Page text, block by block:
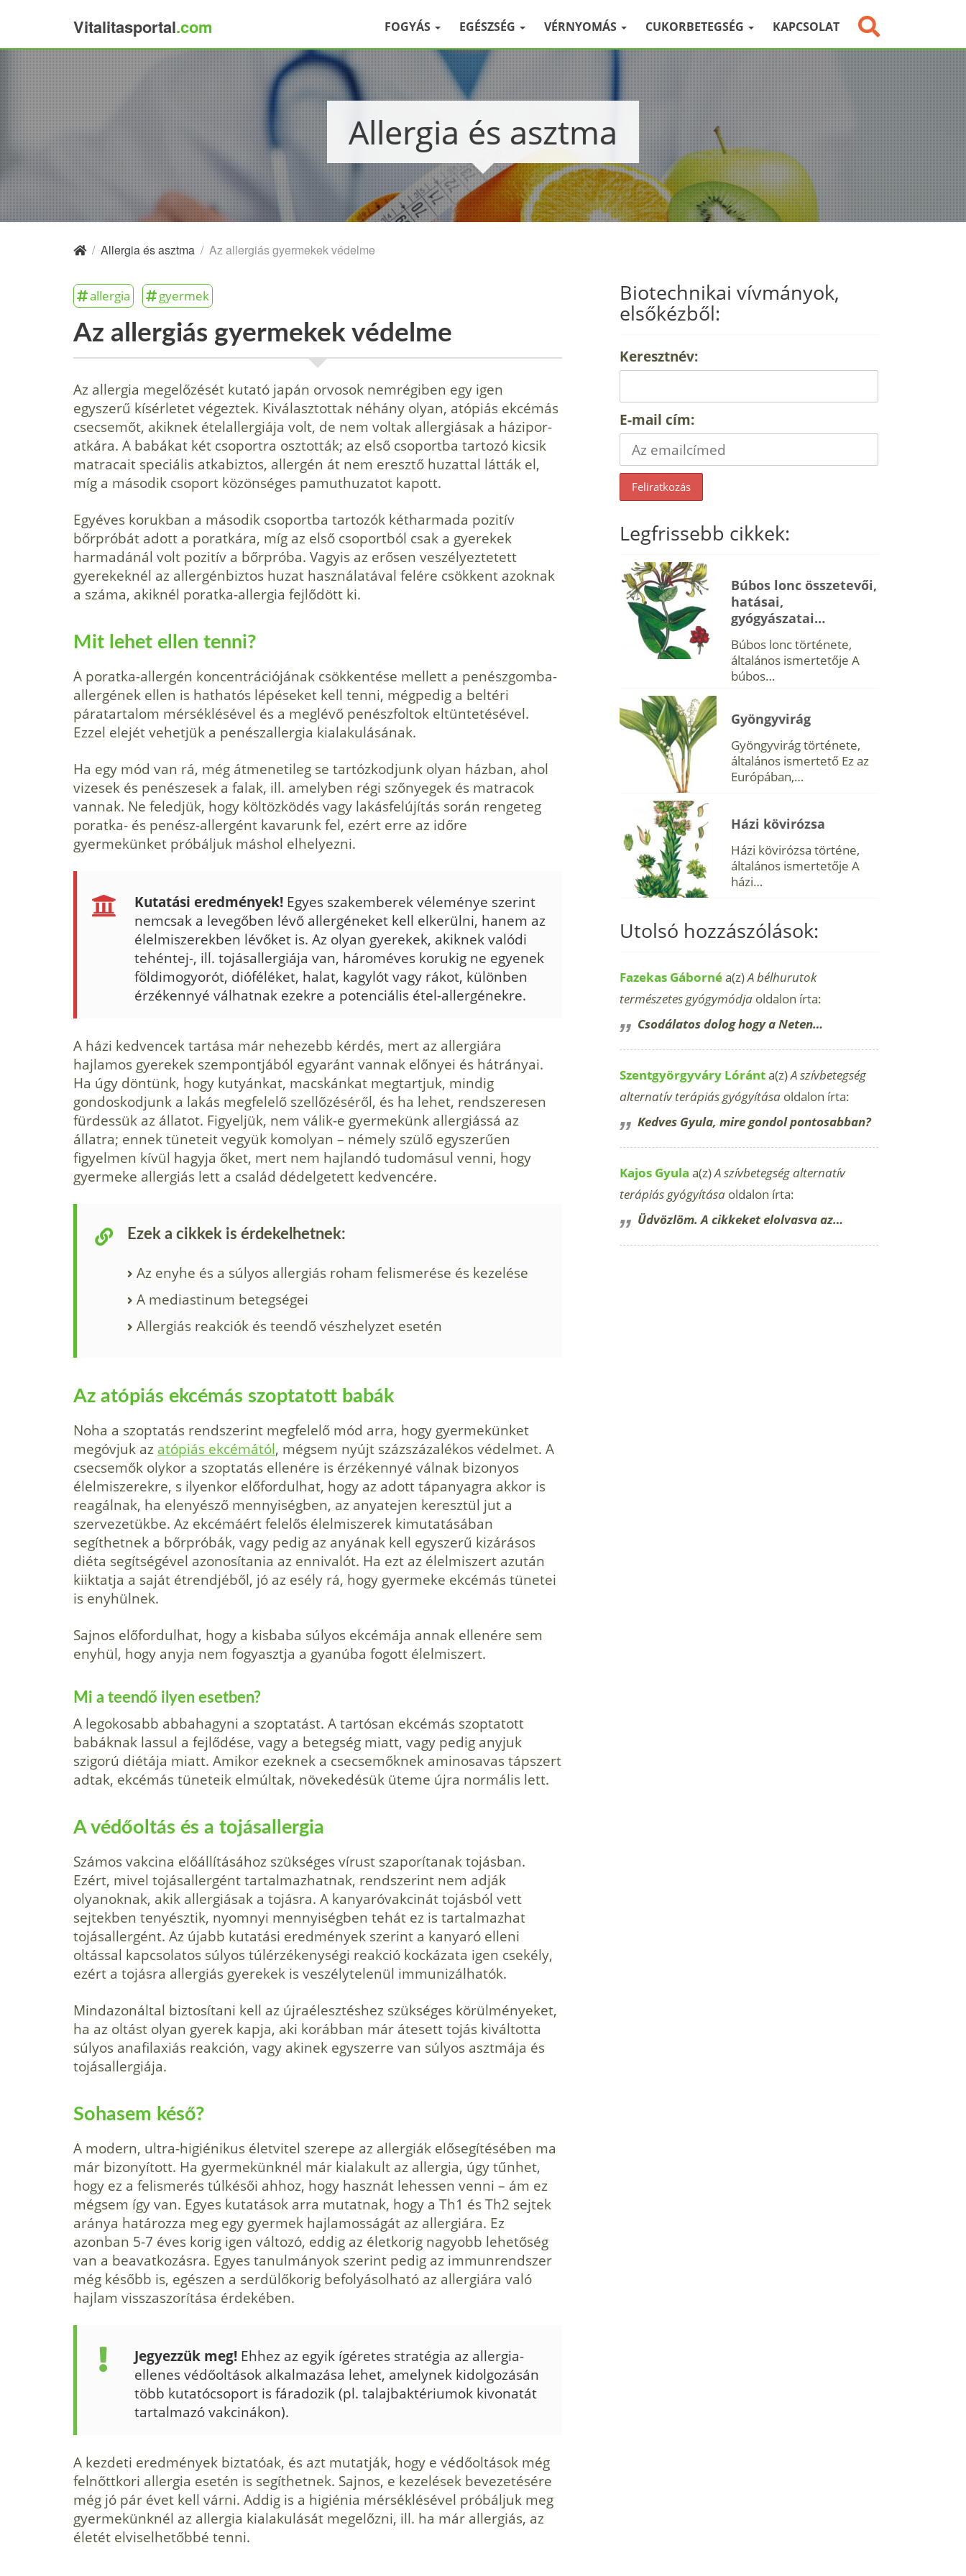
Vitalitasportal.com FOGYÁS EGÉSZSÉG VÉRNYOMÁS CUKORBETEGSÉG KAPCSOLAT
Allergia és asztma
/ Allergia és asztma / Az allergiás gyermekek védelme
allergia gyermek
Az allergiás gyermekek védelme
Az allergia megelőzését kutató japán orvosok nemrégiben egy igen
egyszerű kísérletet végeztek. Kiválasztottak néhány olyan, atópiás ekcémás
csecsemőt, akiknek ételallergiája volt, de nem voltak allergiásak a házipor-
atkára. A babákat két csoportra osztották; az első csoportba tartozó kicsik
matracait speciális atkabiztos, allergén át nem eresztő huzattal látták el,
míg a második csoport közönséges pamuthuzatot kapott.
Egyéves korukban a második csoportba tartozók kétharmada pozitív
bőrpróbát adott a poratkára, míg az első csoportból csak a gyerekek
harmadánál volt pozitív a bőrpróba. Vagyis az erősen veszélyeztetett
gyerekeknél az allergénbiztos huzat használatával felére csökkent azoknak
a száma, akiknél porat­ka-allergia fejlődött ki.
Mit lehet ellen tenni?
A poratka-allergén koncentrációjának csökkentése mellett a penészgomba-
allergének ellen is hathatós lépéseket kell ten­ni, mégpedig a beltéri
páratartalom mérséklésével és a meglévő penészfoltok eltüntetésével.
Ezzel elejét vehetjük a penészallergia kialakulásának.
Ha egy mód van rá, még átmenetileg se tartózkodjunk olyan házban, ahol
vizesek és penészesek a falak, ill. amelyben régi szőnyegek és matracok
vannak. Ne feledjük, hogy költöz­ködés vagy lakásfelújítás során rengeteg
poratka- és penész-allergént kavarunk fel, ezért erre az időre
gyermekünket pró­báljuk máshol elhelyezni.
Kutatási eredmények! Egyes szakemberek véleménye szerint
nemcsak a levegőben lévő allergéneket kell elkerülni, hanem az
élelmiszerekben lé­vőket is. Az olyan gyerekek, akiknek va­lódi
tehéntej-, ill. tojásallergiája van, hároméves korukig ne egyenek
földimogyorót, dióféléket, halat, kagylót vagy rákot, különben
érzékennyé válhatnak ezekre a potenciális étel-allergénekre.
A házi kedvencek tartása már nehezebb kérdés, mert az al­lergiára
hajlamos gyerekek szempontjából egyaránt vannak előnyei és hátrányai.
Ha úgy döntünk, hogy ku­tyánkat, macskánkat megtartjuk, mindig
gondoskodjunk a la­kás megfelelő szellőzéséről, és ha lehet, rendszeresen
fürdes­sük az állatot. Figyeljük, nem válik-e gyermekünk allergiássá az
állatra; ennek tüneteit vegyük komolyan – né­mely szülő egyszerűen
figyelmen kívül hagyja őket, mert nem hajlandó tudomásul venni, hogy
gyermeke allergiás lett a csa­lád dédelgetett kedvencére.
Ezek a cikkek is érdekelhetnek:
Az enyhe és a súlyos allergiás roham felismerése és kezelése
A mediastinum betegségei
Allergiás reakciók és teendő vészhelyzet esetén
Az atópiás ekcémás szoptatott babák
Noha a szoptatás rendszerint megfelelő mód arra, hogy gyermekünket
megóvjuk az atópiás ekcémától, mégsem nyújt százszázalékos védelmet. A
csecsemők olykor a szoptatás ellenére is érzékennyé válnak bizonyos
élelmiszerekre, s ilyenkor előfordulhat, hogy az adott tápanyagra akkor is
reagálnak, ha elenyésző mennyiségben, az anyatejen keresztül jut a
szervezetükbe. Az ekcémáért felelős élelmiszerek kimutatásában
segíthetnek a bőrpróbák, vagy pedig az anyának kell egyszerű kizárásos
diéta segítségével azonosítania az ennivalót. Ha ezt az élelmiszert azután
kiiktatja a saját étrendjéből, jó az esély rá, hogy gyermeke ekcémás tünetei
is enyhülnek.
Sajnos előfordulhat, hogy a kisbaba súlyos ekcémája annak ellenére sem
enyhül, hogy anyja nem fogyasztja a gyanúba fogott élelmiszert.
Mi a teendő ilyen esetben?
A legokosabb abbahagyni a szoptatást. A tartósan ekcémás szoptatott
babáknak lassul a fejlődése, vagy a betegség miatt, vagy pedig anyjuk
szigorú diétája miatt. Amikor ezeknek a csecsemőknek aminosavas tápszert
adtak, ekcémás tüneteik elmúltak, növekedésük üteme újra normális lett.
A védőoltás és a tojásallergia
Számos vakcina előállításához szükséges vírust szaporítanak tojásban.
Ezért, mivel tojásallergént tartalmazhatnak, rendszerint nem adják
olyanoknak, akik allergiásak a tojásra. A kanyaróvakcinát tojásból vett
sejtekben tenyésztik, nyomnyi mennyiségben tehát ez is tartalmazhat
tojásallergént. Az újabb kutatási eredmények szerint a kanyaró elleni
oltással kapcsolatos súlyos túlérzé­kenységi reakció kockázata igen csekély,
ezért a tojásra allergiás gyerekek is veszélytelenül immunizálhatók.
Mindazonáltal biztosítani kell az újraélesztéshez szükséges körülményeket,
ha az oltást olyan gyerek kapja, aki korábban már átesett tojás kivál­totta
súlyos anafilaxiás reakción, vagy akinek egyszerre van súlyos asztmája és
tojásallergiája.
Sohasem késő?
A modern, ultra-higiénikus életvitel szerepe az allergiák előse­gítésében ma
már bizonyított. Ha gyermekünknél már kialakult az allergia, úgy tűnhet,
hogy ez a felismerés túlkésői ahhoz, hogy hasznát lehessen venni – ám ez
mégsem így van. Egyes kutatások arra mutatnak, hogy a Th1 és Th2 sejtek
aránya határozza meg egy gyermek hajlamosságát az allergiára. Ez
azonban 5-7 éves korig igen változó, eddig az életkorig nagyobb lehetőség
van a beavatkozásra. Egyes tanul­mányok szerint pedig az immunrendszer
még később is, egé­szen a serdülőkorig befolyásolható az allergiára való
hajlam visszaszorítása érdekében.
Jegyezzük meg! Ehhez az egyik ígéretes stratégia az allergia-
ellenes védőol­tások alkalmazása lehet, amelynek kidolgozásán
több kutató­csoport is fáradozik (pl. talajbaktériumok kivonatát
tartalmazó vakcinákon).
A kezdeti eredmények biztatóak, és azt mutatják, hogy e védőoltások még
felnőttkori allergia esetén is segíthet­nek. Sajnos, e kezelések bevezetésére
még jó pár évet kell vár­ni. Addig is a higiénia mérséklésével próbáljuk meg
gyermekünknél az allergia kialakulását megelőzni, ill. ha már allergiás, az
életét elviselhetőbbé tenni.
Biotechnikai vívmányok,
elsőkézből:
Keresztnév:
E-mail cím:
Legfrissebb cikkek:
Búbos lonc összetevői,
hatásai,
gyógyászatai…
Búbos lonc története,
általános ismertetője A
búbos…
Gyöngyvirág
Gyöngyvirág története,
általános ismertető Ez az
Európában,…
Házi kövirózsa
Házi kövirózsa történe,
általános ismertetője A
házi…
Utolsó hozzászólások:
Fazekas Gábornéa(z)A bélhurutok
természetes gyógymódja oldalon írta:
Csodálatos dolog hogy a Neten…
Szentgyörgyváry Lóránta(z)A szívbetegség
alternatív terápiás gyógyítása oldalon írta:
Kedves Gyula, mire gondol pontosabban?
Kajos Gyula a(z)A szívbetegség alternatív
terápiás gyógyítása oldalon írta:
Üdvözlöm. A cikkeket elolvasva az…
×